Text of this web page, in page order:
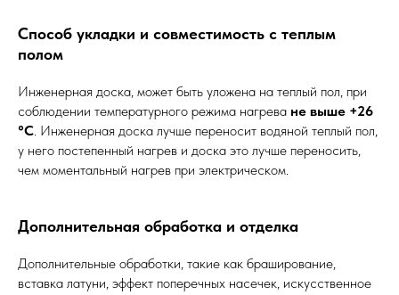
Способ укладки и совместимость с теплым
полом
Инженерная доска, может быть уложена на теплый пол, при
соблюдении температурного режима нагрева не выше +26
°C. Инженерная доска лучше переносит водяной теплый пол,
у него постепенный нагрев и доска это лучше переносить,
чем моментальный нагрев при электрическом.
Дополнительная обработка и отделка
Дополнительные обработки, такие как браширование,
вставка латуни, эффект поперечных насечек, искусственное